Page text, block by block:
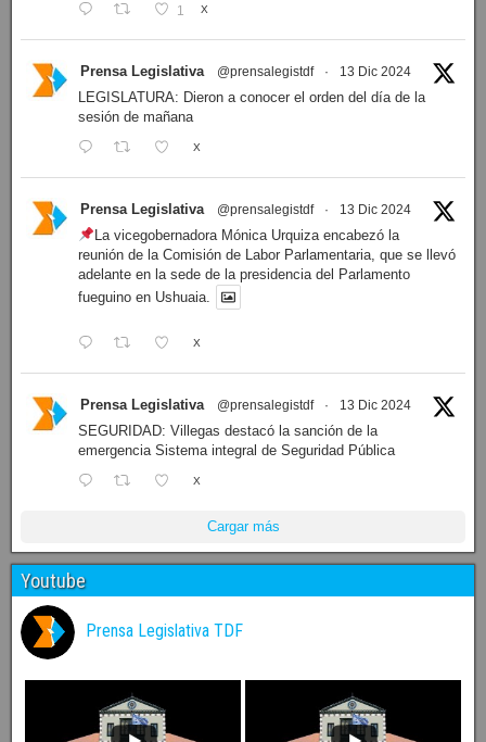
1 X
Prensa Legislativa @prensalegistdf · 13 Dic 2024
LEGISLATURA: Dieron a conocer el orden del día de la
sesión de mañana
X
Prensa Legislativa @prensalegistdf · 13 Dic 2024
La vicegobernadora Mónica Urquiza encabezó la
reunión de la Comisión de Labor Parlamentaria, que se llevó
adelante en la sede de la presidencia del Parlamento
fueguino en Ushuaia.
X
Prensa Legislativa @prensalegistdf · 13 Dic 2024
SEGURIDAD: Villegas destacó la sanción de la
emergencia Sistema integral de Seguridad Pública
X
Cargar más
Youtube
Prensa Legislativa TDF